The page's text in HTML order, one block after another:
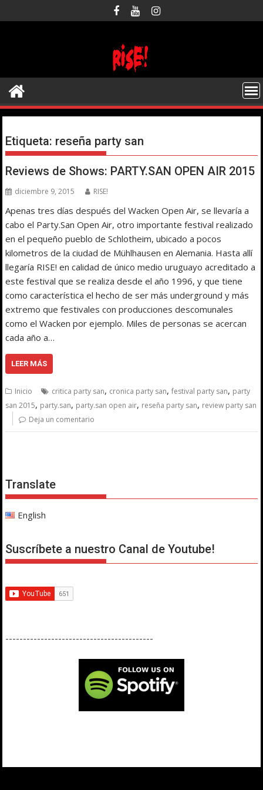
al
Etiqueta: reseña party san
Reviews de Shows: PARTY.SAN OPEN AIR 2015
diciembre 9, 2015 RISE!
Apenas tres días después del Wacken Open Air, se llevaría a
cabo el Party.San Open Air, otro importante festival realizado
en el pequeño pueblo de Schlotheim, ubicado a pocos
kilometros de la ciudad de Mühlhausen en Alemania. Hasta allí
llegaría RISE! en calidad de único medio uruguayo acreditado a
este festival que se realiza desde el año 1996, y que tiene
como característica el hecho de ser más underground y más
extremo que festivales con producciones descomunales
como el Wacken por ejemplo. Miles de personas se acercan
cada año a…
LEER MÁS
Inicio critica party san, cronica party san,festival party san, party
san 2015, party.san, party.san open air, reseña party san, review party san
Deja un comentario
Translate
English
Suscríbete a nuestro Canal de Youtube!
------------------------------------------